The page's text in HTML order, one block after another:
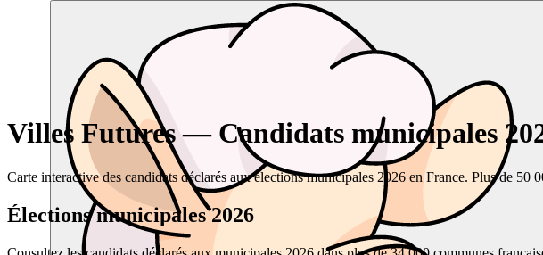
Villes Futures — Candidats municipales
Carte interactive des candidats déclarés aux élections municipales 2026 en France. Plus de 50
Élections municipales 2026